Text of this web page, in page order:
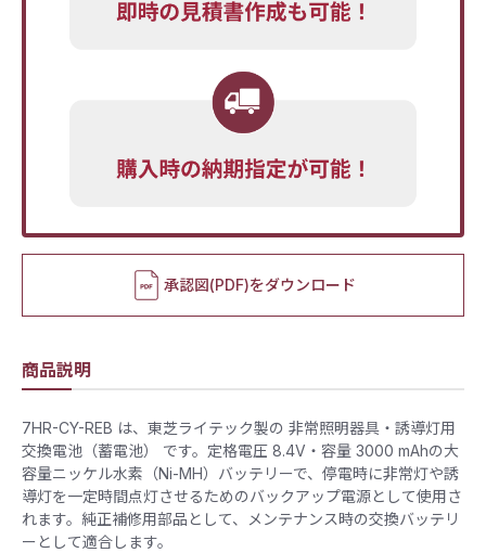
承認図(PDF)をダウンロード
商品説明
7HR-CY-REB は、東芝ライテック製の 非常照明器具・誘導灯用
交換電池（蓄電池） です。定格電圧 8.4V・容量 3000 mAhの大
容量ニッケル水素（Ni-MH）バッテリーで、停電時に非常灯や誘
導灯を一定時間点灯させるためのバックアップ電源として使用さ
れます。純正補修用部品として、メンテナンス時の交換バッテリ
ーとして適合します。